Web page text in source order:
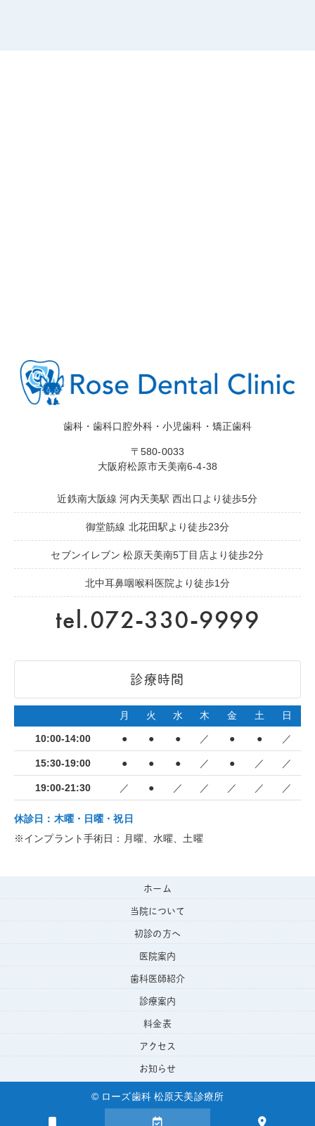
歯科・歯科口腔外科・小児歯科・矯正歯科
〒580-0033
大阪府松原市天美南6-4-38
近鉄南大阪線 河内天美駅 西出口より徒歩5分
御堂筋線 北花田駅より徒歩23分
セブンイレブン 松原天美南5丁目店より徒歩2分
北中耳鼻咽喉科医院より徒歩1分
tel.072-330-9999
診療時間
月 火 水 木 金 土 日
10:00-14:00 ● ● ● ／ ● ● ／
15:30-19:00 ● ● ● ／ ● ／ ／
19:00-21:30 ／ ● ／ ／ ／ ／ ／
休診日：木曜・日曜・祝日
※インプラント手術日：月曜、水曜、土曜
ホーム
当院について
初診の方へ
医院案内
歯科医師紹介
診療案内
料金表
アクセス
お知らせ
© ローズ歯科 松原天美診療所